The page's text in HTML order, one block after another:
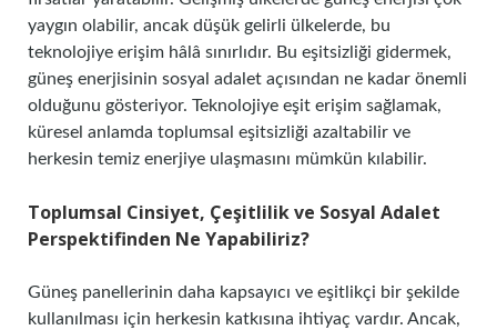
yaygın olabilir, ancak düşük gelirli ülkelerde, bu
teknolojiye erişim hâlâ sınırlıdır. Bu eşitsizliği gidermek,
güneş enerjisinin sosyal adalet açısından ne kadar önemli
olduğunu gösteriyor. Teknolojiye eşit erişim sağlamak,
küresel anlamda toplumsal eşitsizliği azaltabilir ve
herkesin temiz enerjiye ulaşmasını mümkün kılabilir.
Toplumsal Cinsiyet, Çeşitlilik ve Sosyal Adalet
Perspektifinden Ne Yapabiliriz?
Güneş panellerinin daha kapsayıcı ve eşitlikçi bir şekilde
kullanılması için herkesin katkısına ihtiyaç vardır. Ancak,